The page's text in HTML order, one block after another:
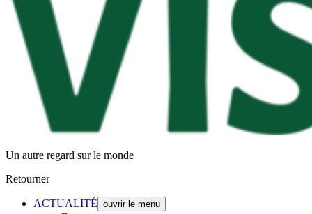
Un autre regard sur le monde
Retourner
ACTUALITÉ ouvrir le menu